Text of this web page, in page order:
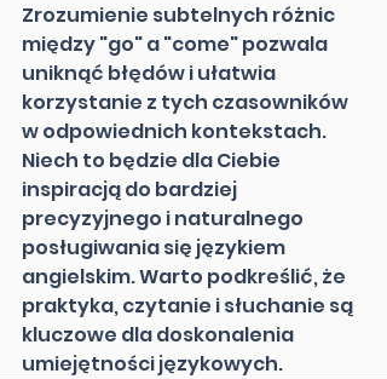
Zrozumienie subtelnych różnic
między "go" a "come" pozwala
uniknąć błędów i ułatwia
korzystanie z tych czasowników
w odpowiednich kontekstach.
Niech to będzie dla Ciebie
inspiracją do bardziej
precyzyjnego i naturalnego
posługiwania się językiem
angielskim. Warto podkreślić, że
praktyka, czytanie i słuchanie są
kluczowe dla doskonalenia
umiejętności językowych.